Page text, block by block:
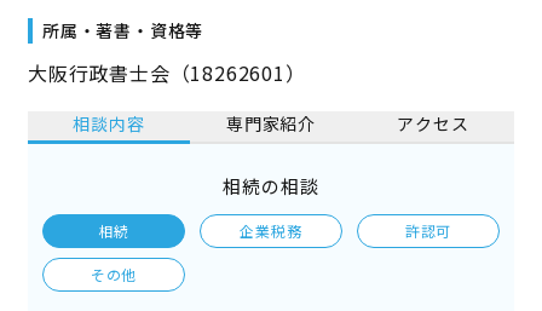
所属・著書・資格等
大阪行政書士会（18262601）
相談内容 専門家紹介 アクセス
相続の相談
相続 企業税務 許認可
その他